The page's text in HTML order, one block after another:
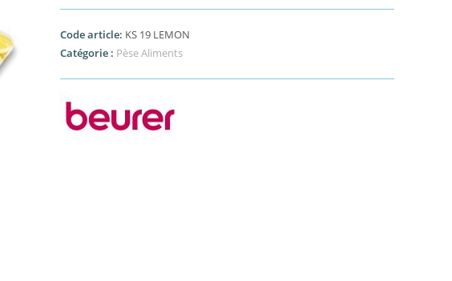
Code article: KS 19 LEMON
Catégorie : Pèse Aliments